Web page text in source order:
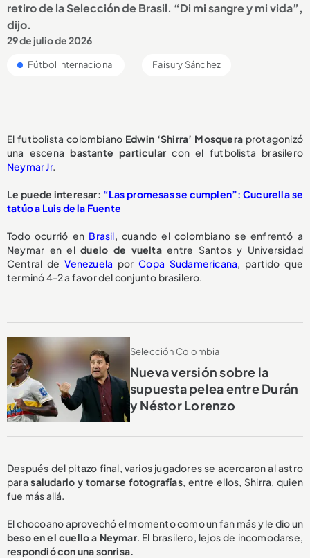
retiro de la Selección de Brasil. “Di mi sangre y mi vida”,
dijo.
29 de julio de 2026
Fútbol internacional Faisury Sánchez
El futbolista colombiano Edwin ‘Shirra’ Mosqueraprotagonizó
una escena bastante particular con el futbolista brasilero
Neymar Jr.
Le puede interesar: “Las promesas se cumplen”: Cucurella se
tatúo a Luis de la Fuente
Todo ocurrió en Brasil, cuando el colombiano se enfrentó a
Neymar en elduelo de vueltaentre Santos y Universidad
Central deVenezuela porCopa Sudamericana, partido que
terminó 4-2 a favor del conjunto brasilero.
Selección Colombia
Nueva versión sobre la
supuesta pelea entre Durán
y Néstor Lorenzo
Después del pitazo final, varios jugadores se acercaron al astro
parasaludarlo y tomarse fotografías, entre ellos, Shirra, quien
fue más allá.
El chocoano aprovechó el momento como un fan más y le dio un
beso en el cuello a Neymar. El brasilero, lejos de incomodarse,
respondió con una sonrisa.